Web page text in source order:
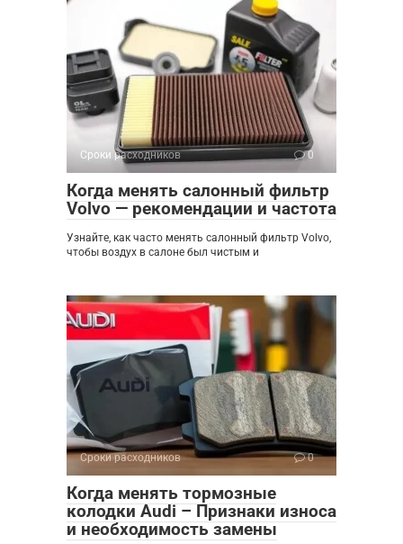
Сроки расходников 0
Когда менять салонный фильтр
Volvo — рекомендации и частота
Узнайте, как часто менять салонный фильтр Volvo,
чтобы воздух в салоне был чистым и
Сроки расходников 0
Когда менять тормозные
колодки Audi – Признаки износа
и необходимость замены